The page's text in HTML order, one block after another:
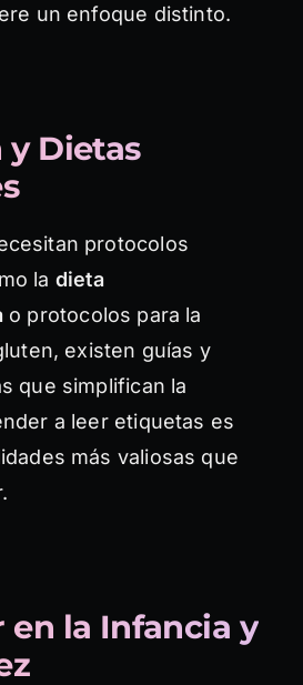
un enfoque distinto.
Dietas
protocolos
la dieta
o protocolos para la
existen guías y
que simplifican la
a leer etiquetas es
más valiosas que
en la Infancia y